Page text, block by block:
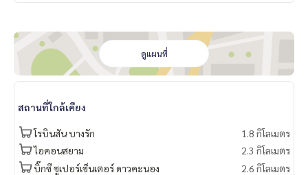
ดูแผนที่
สถานที่ใกล้เคียง
โรบินสัน บางรัก
1.8 กิโลเมตร
ไอคอนสยาม
2.3 กิโลเมตร
บิ๊กซี ซูเปอร์เซ็นเตอร์ ดาวคะนอง
2.6 กิโลเมตร